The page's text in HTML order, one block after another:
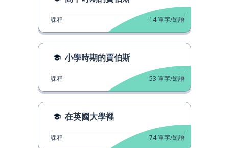
課程 14單字/短語
小學時期的賈伯斯
課程 53 單字/短語
在英國大學裡
課程 74單字/短語